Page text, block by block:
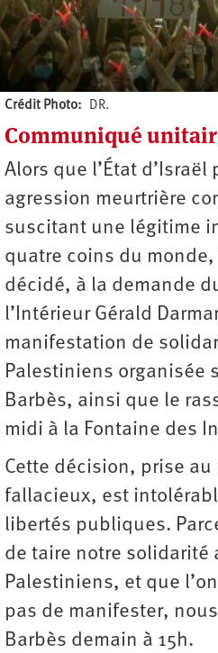
Crédit Photo
DR.
Auteur
Communiqué
Alors que l’État d’Israël
agression meurtrière
suscitant une légitime
quatre coins du
décidé, à la demande
l’Intérieur Gérald
manifestation de
Palestiniens organisée
Barbès, ainsi que le
midi à la Fontaine des
Cette décision, prise
fallacieux, est
libertés publiques.
de taire notre solidarité
Palestiniens, et que
pas de manifester,
Barbès demain à 15h.